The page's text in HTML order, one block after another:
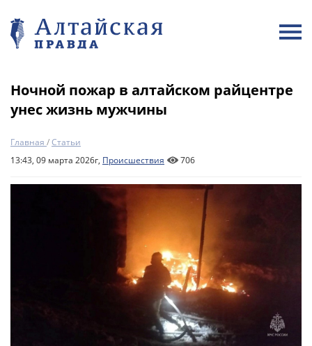
Ночной пожар в алтайском райцентре
унес жизнь мужчины
Главная /Статьи
13:43, 09 марта 2026г, Происшествия 706